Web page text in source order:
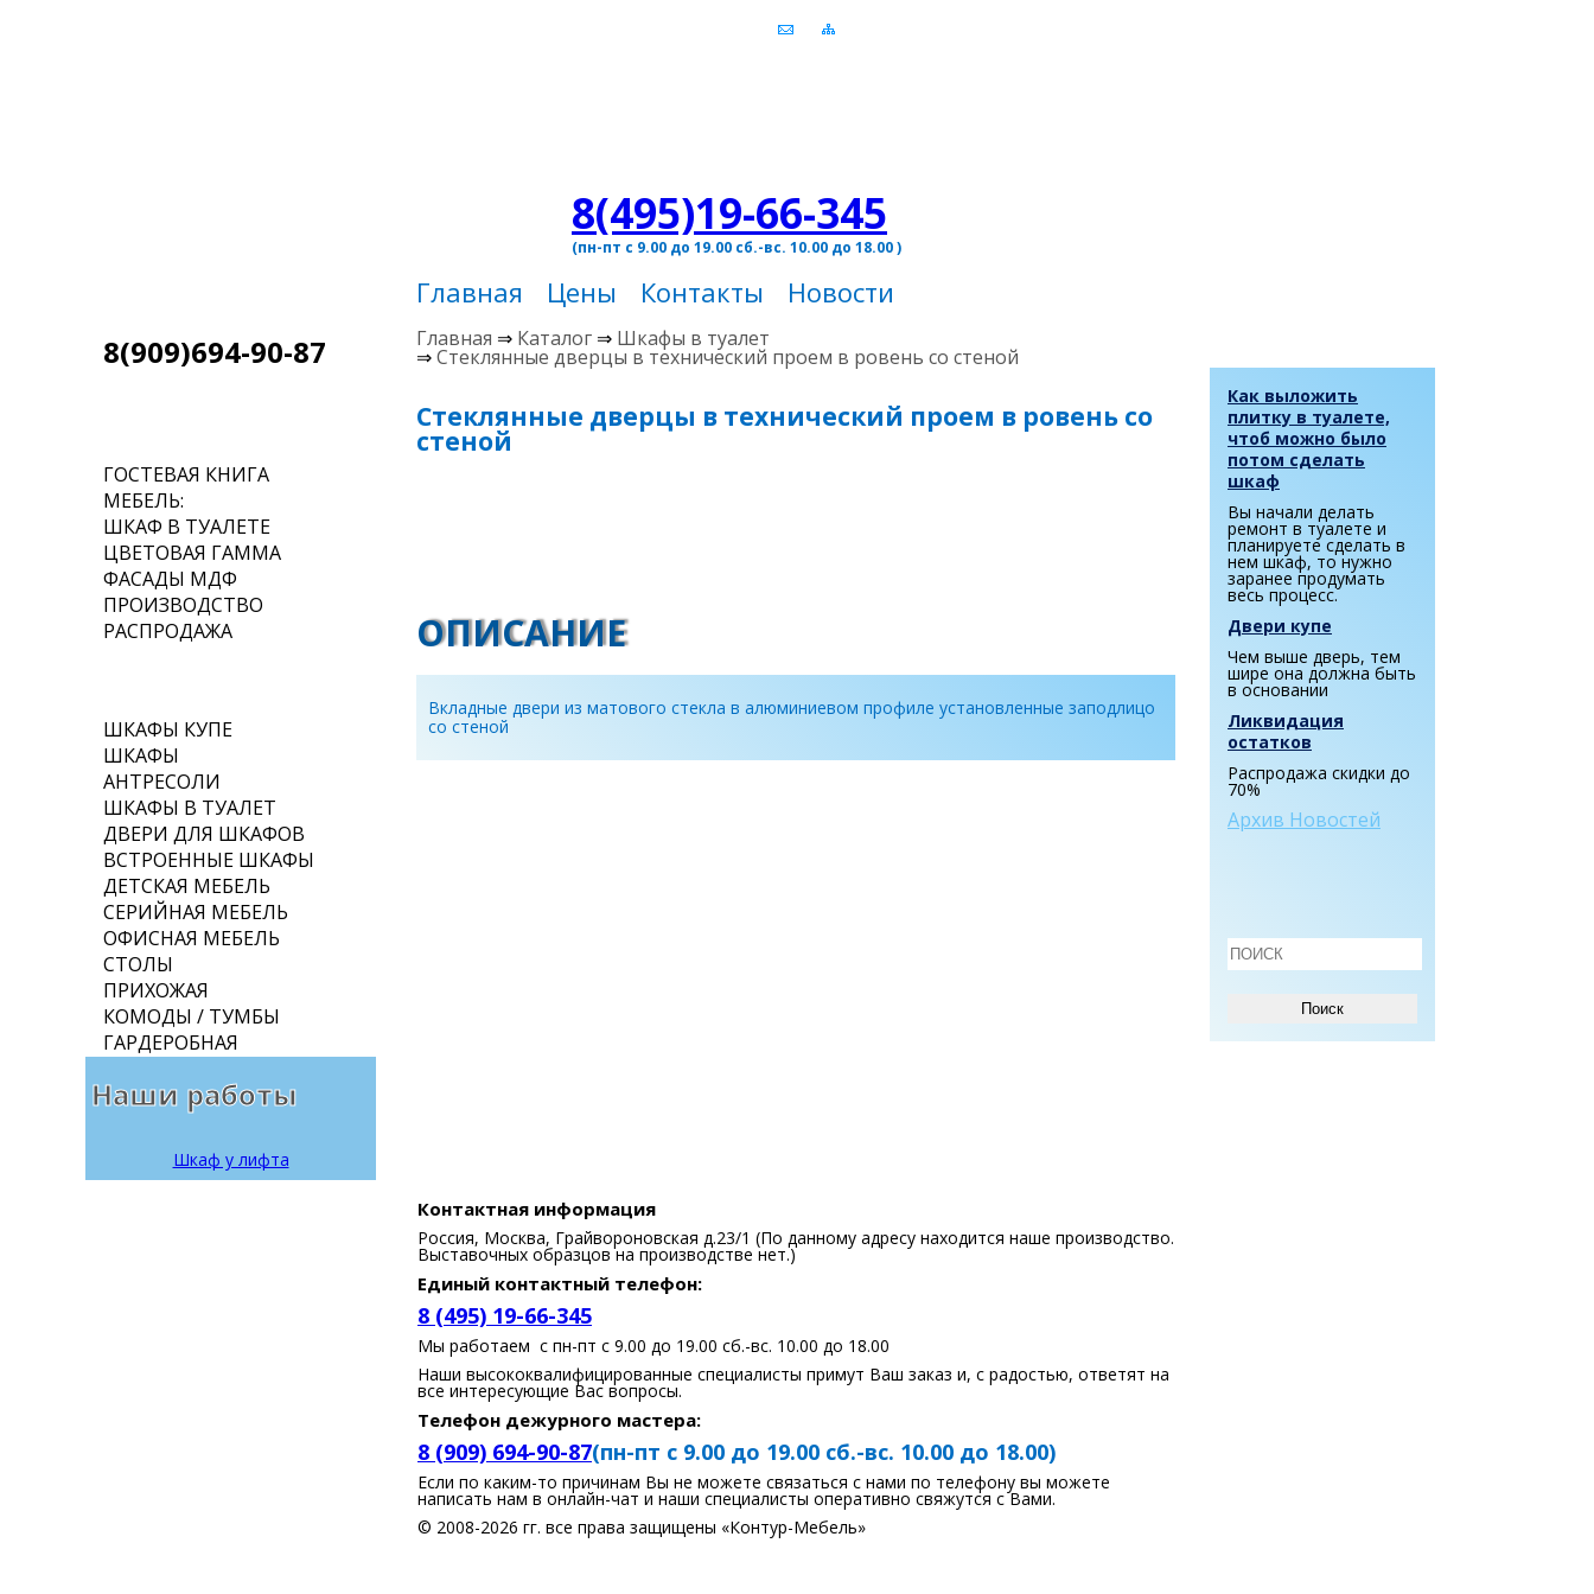
8(495)19-66-345
(пн-пт с 9.00 до 19.00 сб.-вс. 10.00 до 18.00 )
8(909)694-90-87
ГОСТЕВАЯ КНИГА
МЕБЕЛЬ:
ШКАФ В ТУАЛЕТЕ
ЦВЕТОВАЯ ГАММА
ФАСАДЫ МДФ
ПРОИЗВОДСТВО
РАСПРОДАЖА
ШКАФЫ КУПЕ
ШКАФЫ
АНТРЕСОЛИ
ШКАФЫ В ТУАЛЕТ
ДВЕРИ ДЛЯ ШКАФОВ
ВСТРОЕННЫЕ ШКАФЫ
ДЕТСКАЯ МЕБЕЛЬ
СЕРИЙНАЯ МЕБЕЛЬ
ОФИСНАЯ МЕБЕЛЬ
СТОЛЫ
ПРИХОЖАЯ
КОМОДЫ / ТУМБЫ
ГАРДЕРОБНАЯ
Наши работы
Шкаф у лифта
Главная Цены Контакты Новости
Главная ⇒ Каталог ⇒ Шкафы в туалет
⇒Стеклянные дверцы в технический проем в ровень со стеной
Стеклянные дверцы в технический проем в ровень со
стеной
ОПИСАНИЕ
Вкладные двери из матового стекла в алюминиевом профиле установленные заподлицо
со стеной
Как выложить
плитку в туалете,
чтоб можно было
потом сделать
шкаф
Вы начали делать
ремонт в туалете и
планируете сделать в
нем шкаф, то нужно
заранее продумать
весь процесс.
Двери купе
Чем выше дверь, тем
шире она должна быть
в основании
Ликвидация
остатков
Распродажа скидки до
70%
Архив Новостей
Контактная информация
Россия, Москва, Грайвороновская д.23/1 (По данному адресу находится наше производство.
Выставочных образцов на производстве нет.)
Единый контактный телефон:
8 (495) 19-66-345
Мы работаем с пн-пт с 9.00 до 19.00 сб.-вс. 10.00 до 18.00
Наши высококвалифицированные специалисты примут Ваш заказ и, с радостью, ответят на
все интересующие Вас вопросы.
Телефон дежурного мастера:
8 (909) 694-90-87(пн-пт с 9.00 до 19.00 сб.-вс. 10.00 до 18.00)
Если по каким-то причинам Вы не можете связаться с нами по телефону вы можете
написать нам в онлайн-чат и наши специалисты оперативно свяжутся с Вами.
© 2008-2026 гг. все права защищены «Контур-Мебель»